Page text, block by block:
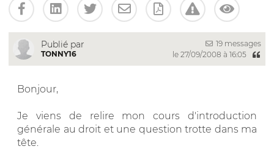
Publié par
TONNY16
19 messages
le 27/09/2008 à 16:05
Bonjour,
Je viens de relire mon cours d'introduction
générale au droit et une question trotte dans ma
tête.